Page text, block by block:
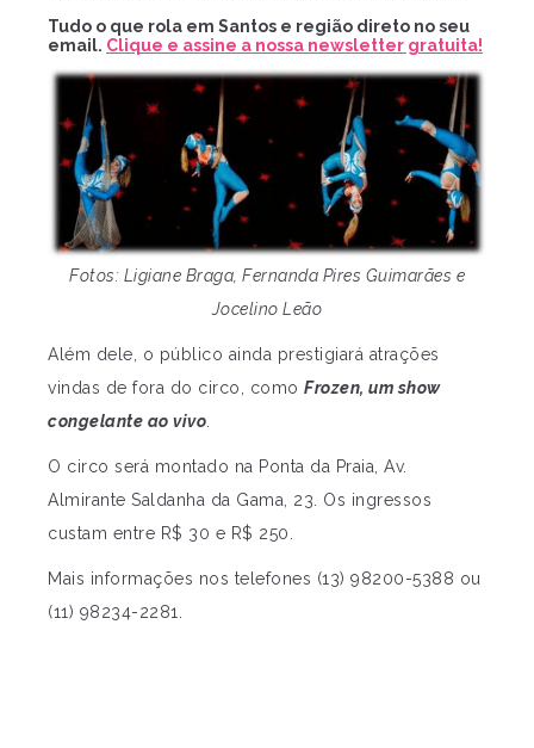
Tudo o que rola em Santos e região direto no seu
email. Clique e assine a nossa newsletter gratuita!
Fotos: Ligiane Braga, Fernanda Pires Guimarães e
Jocelino Leão
Além dele, o público ainda prestigiará atrações
vindas de fora do circo, como Frozen, um show
congelante ao vivo
O circo será montado na Ponta da Praia, Av.
Almirante Saldanha da Gama, 23. Os ingressos
custam entre R$ 30 e R$ 250.
Mais informações nos telefones (13) 98200-5388 ou
(11) 98234-2281.